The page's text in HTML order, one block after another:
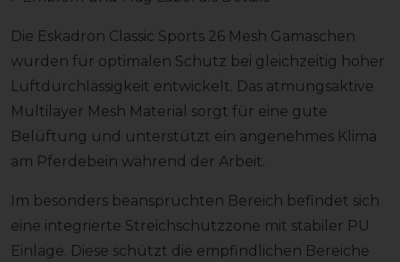
Die Eskadron Classic Sports 26 Mesh Gamaschen
wurden für optimalen Schutz bei gleichzeitig hoher
Luftdurchlässigkeit entwickelt. Das atmungsaktive
Multilayer Mesh Material sorgt für eine gute
Belüftung und unterstützt ein angenehmes Klima
am Pferdebein während der Arbeit.
Im besonders beanspruchten Bereich befindet sich
eine integrierte Streichschutzzone mit stabiler PU
Einlage. Diese schützt die empfindlichen Bereiche